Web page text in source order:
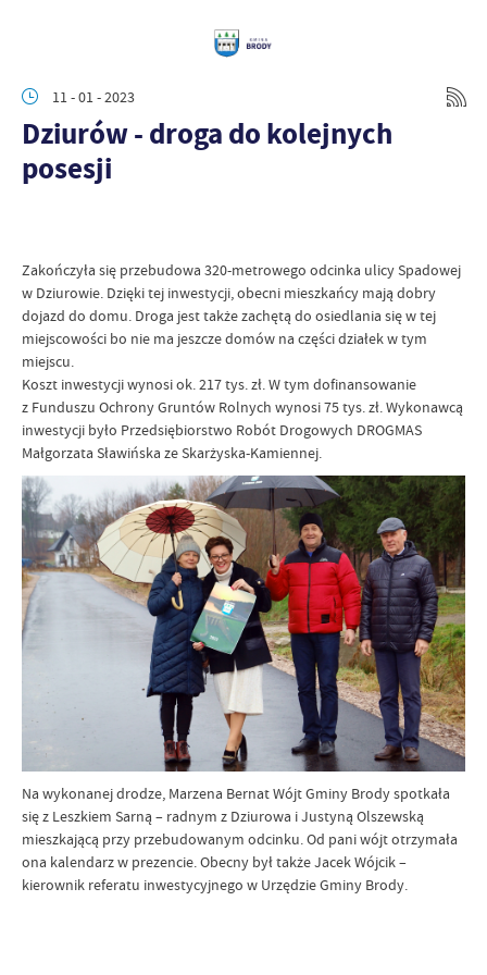
11 - 01 - 2023
Dziurów - droga do kolejnych
posesji
Zakończyła się przebudowa 320-metrowego odcinka ulicy Spadowej
w Dziurowie. Dzięki tej inwestycji, obecni mieszkańcy mają dobry
dojazd do domu. Droga jest także zachętą do osiedlania się w tej
miejscowości bo nie ma jeszcze domów na części działek w tym
miejscu.
Koszt inwestycji wynosi ok. 217 tys. zł. W tym dofinansowanie
z Funduszu Ochrony Gruntów Rolnych wynosi 75 tys. zł. Wykonawcą
inwestycji było Przedsiębiorstwo Robót Drogowych DROGMAS
Małgorzata Sławińska ze Skarżyska-Kamiennej.
Na wykonanej drodze, Marzena Bernat Wójt Gminy Brody spotkała
się z Leszkiem Sarną – radnym z Dziurowa i Justyną Olszewską
mieszkającą przy przebudowanym odcinku. Od pani wójt otrzymała
ona kalendarz w prezencie. Obecny był także Jacek Wójcik –
kierownik referatu inwestycyjnego w Urzędzie Gminy Brody.